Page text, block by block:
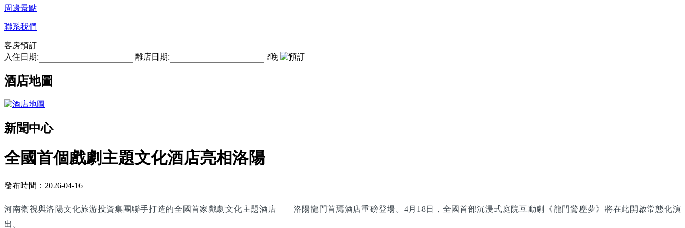
周邊景點
聯系我們
客房預訂
入住日期:
離店日期: ?晚
酒店地圖
新聞中心
全國首個戲劇主題文化酒店亮相洛陽
發布時間：2026-04-16
河南衛視與洛陽文化旅游投資集團聯手打造的全國首家戲劇文化主題酒店——洛陽龍門首焉酒店重磅登場。4月18日，全國首部沉浸式庭院互動劇《龍門驚塵夢》將在此開啟常態化演
出。